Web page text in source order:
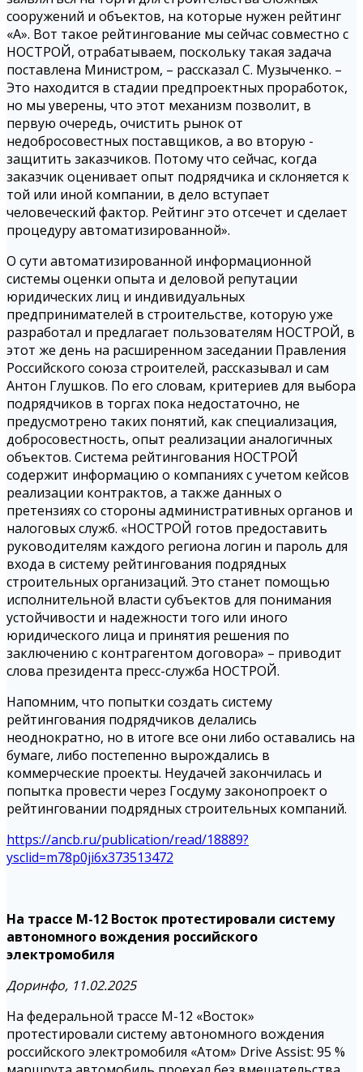
сооружений и объектов, на которые нужен рейтинг
«А». Вот такое рейтингование мы сейчас совместно с
НОСТРОЙ, отрабатываем, поскольку такая задача
поставлена Министром, – рассказал С. Музыченко. –
Это находится в стадии предпроектных проработок,
но мы уверены, что этот механизм позволит, в
первую очередь, очистить рынок от
недобросовестных поставщиков, а во вторую -
защитить заказчиков. Потому что сейчас, когда
заказчик оценивает опыт подрядчика и склоняется к
той или иной компании, в дело вступает
человеческий фактор. Рейтинг это отсечет и сделает
процедуру автоматизированной».
О сути автоматизированной информационной
системы оценки опыта и деловой репутации
юридических лиц и индивидуальных
предпринимателей в строительстве, которую уже
разработал и предлагает пользователям НОСТРОЙ, в
этот же день на расширенном заседании Правления
Российского союза строителей, рассказывал и сам
Антон Глушков. По его словам, критериев для выбора
подрядчиков в торгах пока недостаточно, не
предусмотрено таких понятий, как специализация,
добросовестность, опыт реализации аналогичных
объектов. Система рейтингования НОСТРОЙ
содержит информацию о компаниях с учетом кейсов
реализации контрактов, а также данных о
претензиях со стороны административных органов и
налоговых служб. «НОСТРОЙ готов предоставить
руководителям каждого региона логин и пароль для
входа в систему рейтингования подрядных
строительных организаций. Это станет помощью
исполнительной власти субъектов для понимания
устойчивости и надежности того или иного
юридического лица и принятия решения по
заключению с контрагентом договора» – приводит
слова президента пресс-служба НОСТРОЙ.
Напомним, что попытки создать систему
рейтингования подрядчиков делались
неоднократно, но в итоге все они либо оставались на
бумаге, либо постепенно вырождались в
коммерческие проекты. Неудачей закончилась и
попытка провести через Госдуму законопроект о
рейтинговании подрядных строительных компаний.
https://ancb.ru/publication/read/18889?
ysclid=m78p0ji6x373513472
На трассе М-12 Восток протестировали систему
автономного вождения российского
электромобиля
Доринфо, 11.02.2025
На федеральной трассе М-12 «Восток»
протестировали систему автономного вождения
российского электромобиля «Атом» Drive Assist: 95 %